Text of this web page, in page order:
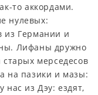
то аккордами.
нулевых:
из Германии и
Лифаны дружно
старых мерседесов
на пазики и мазы:
нас из Дэу: ездят,